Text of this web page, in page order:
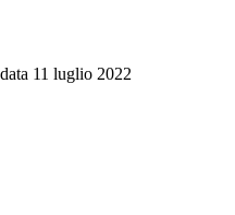
11 luglio 2022